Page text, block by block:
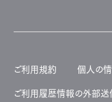
ご利用規約 個人の
ご利用履歴情報の外部送